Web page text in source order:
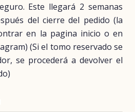
Este llegará 2 semanas
del cierre del pedido (la
en la pagina inicio o en
(Si el tomo reservado se
se procederá a devolver el